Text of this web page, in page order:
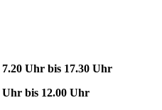
Uhr bis 17.30 Uhr
Uhr bis 12.00 Uhr